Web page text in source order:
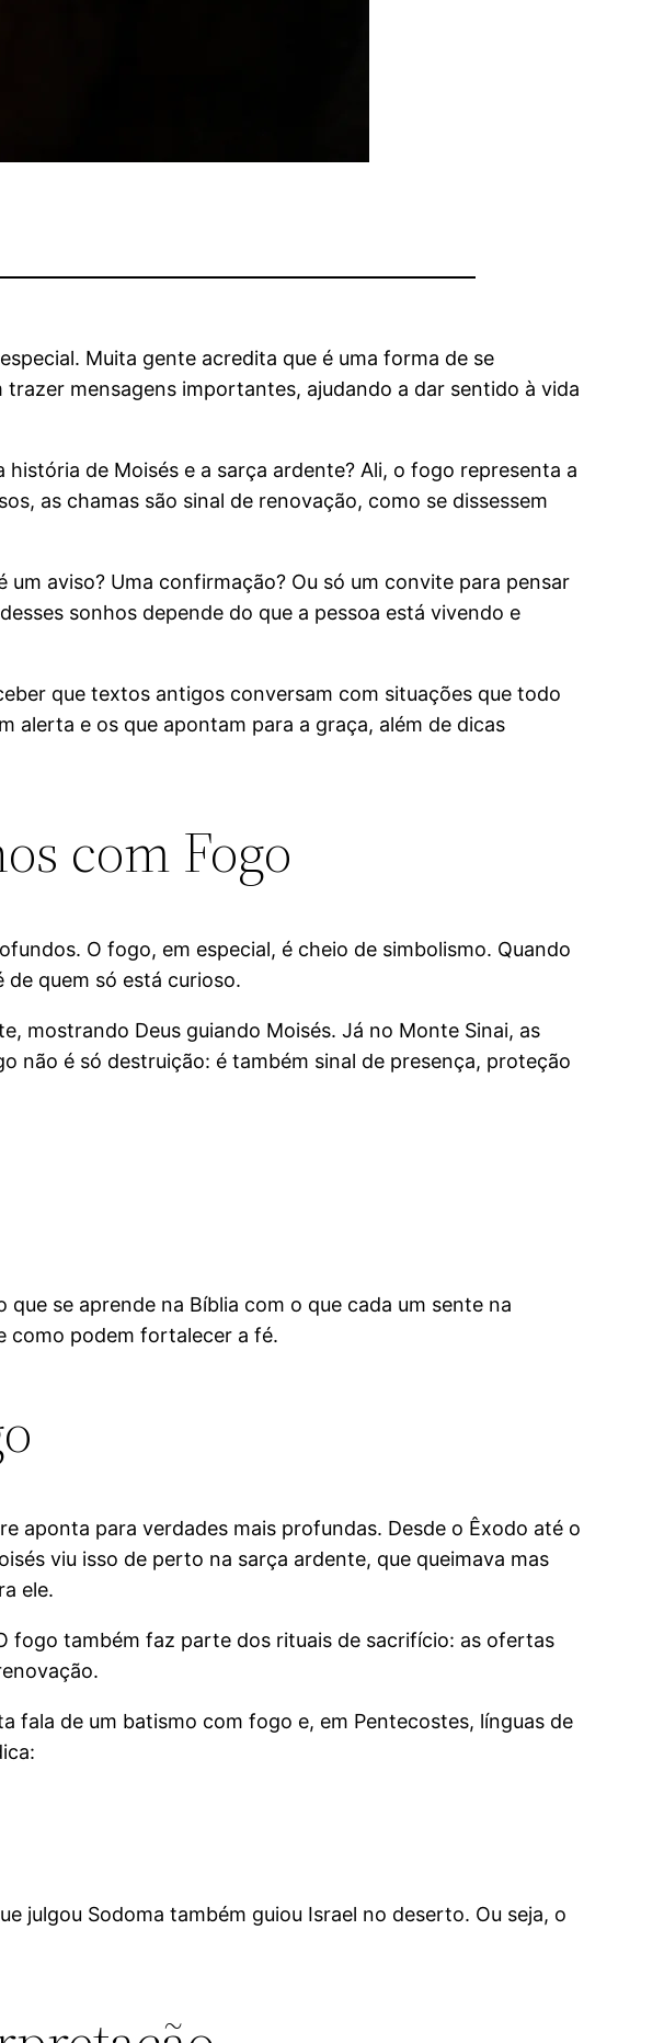
Muita gente acredita que é uma forma de se
mensagens importantes, ajudando a dar sentido à vida
de Moisés e a sarça ardente? Ali, o fogo representa a
as chamas são sinal de renovação, como se dissessem
aviso? Uma confirmação? Ou só um convite para pensar
sonhos depende do que a pessoa está vivendo e
que textos antigos conversam com situações que todo
alerta e os que apontam para a graça, além de dicas
com Fogo
O fogo, em especial, é cheio de simbolismo. Quando
quem só está curioso.
mostrando Deus guiando Moisés. Já no Monte Sinai, as
não é só destruição: é também sinal de presença, proteção
se aprende na Bíblia com o que cada um sente na
como podem fortalecer a fé.
aponta para verdades mais profundas. Desde o Êxodo até o
viu isso de perto na sarça ardente, que queimava mas
ele.
fogo também faz parte dos rituais de sacrifício: as ofertas
fala de um batismo com fogo e, em Pentecostes, línguas de
julgou Sodoma também guiou Israel no deserto. Ou seja, o